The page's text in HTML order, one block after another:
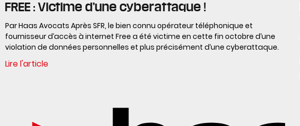
FREE : Victime d’une cyberattaque !
Par Haas Avocats Après SFR, le bien connu opérateur téléphonique et
fournisseur d’accès à internet Free a été victime en cette fin octobre d’une
violation de données personnelles et plus précisément d’une cyberattaque.
Lire l'article